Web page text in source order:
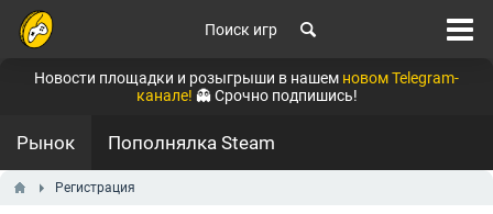
Поиск игр
Новости площадки и розыгрыши в нашем новом Telegram-
канале! 👻 Срочно подпишись!
Рынок Пополнялка Steam
Регистрация